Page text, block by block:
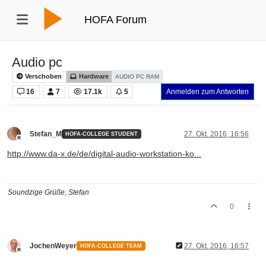
HOFA Forum
Audio pc
Verschoben Hardware AUDIO PC RAM
16 7 17.1k 5 Anmelden zum Antworten
Offline
Stefan_M HOFA-COLLEGE STUDENT 27. Okt. 2016, 16:56
http://www.da-x.de/de/digital-audio-workstation-ko...
Soundzige Grüße, Stefan
0
Offline
JochenWeyer HOFA-COLLEGE TEAM 27. Okt. 2016, 16:57